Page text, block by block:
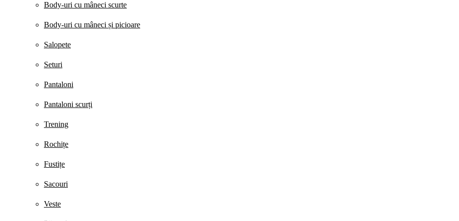
Body-uri cu mâneci scurte
Body-uri cu mâneci și picioare
Salopete
Seturi
Pantaloni
Pantaloni scurți
Trening
Rochițe
Fustițe
Sacouri
Veste